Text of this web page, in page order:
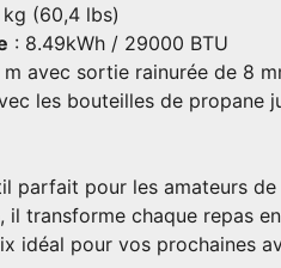
kg (60,4 lbs)
: 8.49kWh / 29000 BTU
m avec sortie rainurée de 8
les bouteilles de propane
parfait pour les amateurs
transforme chaque repas
idéal pour vos prochaines